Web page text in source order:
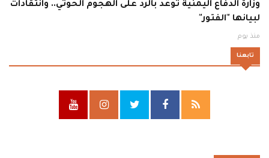
وزارة الدفاع اليمنية توعد بالرد على الهجوم الحوثي.. وانتقادات
لبيانها "الفتور"
منذ يوم
تابعنا